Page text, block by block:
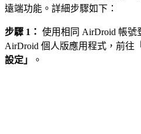
遠端功能。詳細步驟如下：
步驟 1： 使用相同 AirDroid 帳號
AirDroid 個人版應用程式，前往
設定」
。